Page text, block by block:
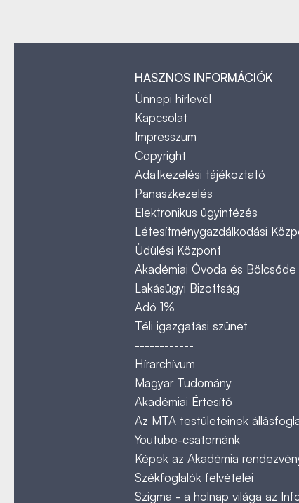
HASZNOS INFORMÁCIÓK
Ünnepi hírlevél
Kapcsolat
Impresszum
Copyright
Adatkezelési tájékoztató
Panaszkezelés
Elektronikus ügyintézés
Létesítménygazdálkodási
Üdülési Központ
Akadémiai Óvoda és Bölcsőde
Lakásügyi Bizottság
Adó 1%
Téli igazgatási szünet
------------
Hírarchívum
Magyar Tudomány
Akadémiai Értesítő
Az MTA testületeinek
Youtube-csatornánk
Képek az Akadémia
Székfoglalók felvételei
Szigma - a holnap világa az